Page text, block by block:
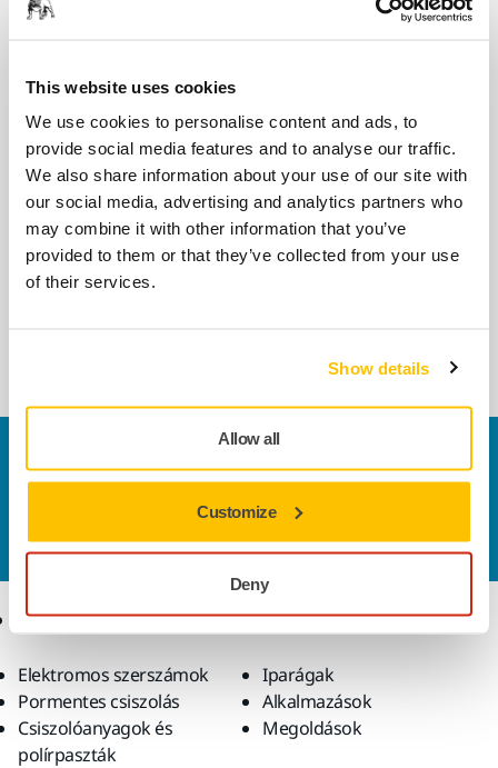
This website uses cookies
We use cookies to personalise content and ads, to
provide social media features and to analyse our traffic.
We also share information about your use of our site with
our social media, advertising and analytics partners who
may combine it with other information that you’ve
provided to them or that they’ve collected from your use
of their services.
Show details
Allow all
Customize
Deny
automatikus indítás funkcióval és
szűrőtisztítással.
EGYÜTTES HASZNÁLAT
Mirka Dust Extractor 1230 M AFC EU
230V
Szeretne többet tudni?Kérjük, vegye fel velünk a
és szakértő Támogató csapatunk
válaszol kérdéseire.
Termékek
Elektromos szerszámok
Pormentes csiszolás
Csiszolóanyagok és
polírpaszták
Tudásbázis
Iparágak
Alkalmazások
Megoldások